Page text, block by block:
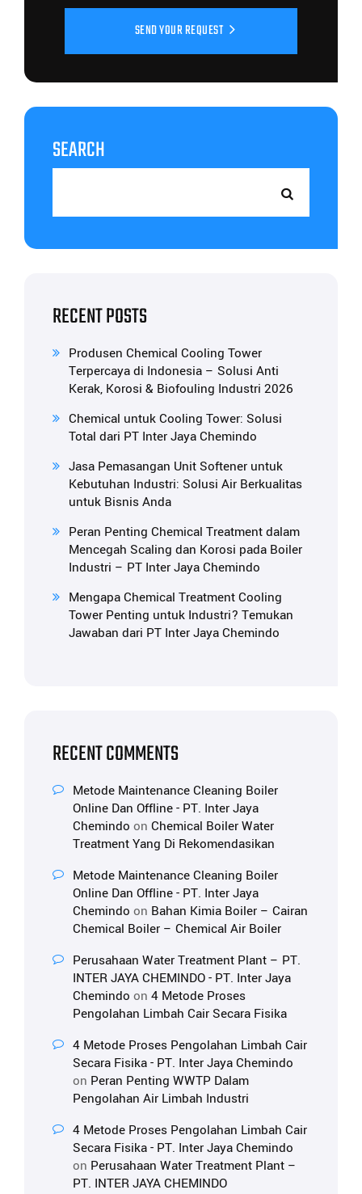
SEND YOUR REQUEST
SEARCH
RECENT POSTS
Produsen Chemical Cooling Tower
Terpercaya di Indonesia – Solusi Anti
Kerak, Korosi & Biofouling Industri 2026
Chemical untuk Cooling Tower: Solusi
Total dari PT Inter Jaya Chemindo
Jasa Pemasangan Unit Softener untuk
Kebutuhan Industri: Solusi Air Berkualitas
untuk Bisnis Anda
Peran Penting Chemical Treatment dalam
Mencegah Scaling dan Korosi pada Boiler
Industri – PT Inter Jaya Chemindo
Mengapa Chemical Treatment Cooling
Tower Penting untuk Industri? Temukan
Jawaban dari PT Inter Jaya Chemindo
RECENT COMMENTS
Metode Maintenance Cleaning Boiler
Online Dan Offline - PT. Inter Jaya
Chemindo on Chemical Boiler Water
Treatment Yang Di Rekomendasikan
Metode Maintenance Cleaning Boiler
Online Dan Offline - PT. Inter Jaya
Chemindo on Bahan Kimia Boiler – Cairan
Chemical Boiler – Chemical Air Boiler
Perusahaan Water Treatment Plant – PT.
INTER JAYA CHEMINDO - PT. Inter Jaya
Chemindo on 4 Metode Proses
Pengolahan Limbah Cair Secara Fisika
4 Metode Proses Pengolahan Limbah Cair
Secara Fisika - PT. Inter Jaya Chemindo
on Peran Penting WWTP Dalam
Pengolahan Air Limbah Industri
4 Metode Proses Pengolahan Limbah Cair
Secara Fisika - PT. Inter Jaya Chemindo
on Perusahaan Water Treatment Plant –
PT. INTER JAYA CHEMINDO